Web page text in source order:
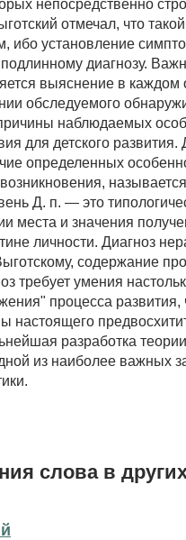
отмечал, что
ибо установление
диагнозу.
выяснение в каждом
обследуемого
наблюдаемых
для детского развития.
определенных
называется
Д. п. — это
места и значения
личности. Диагноз
содержание
требует умения
процесса развития,
настоящего
разработка
из наиболее важных
слова в